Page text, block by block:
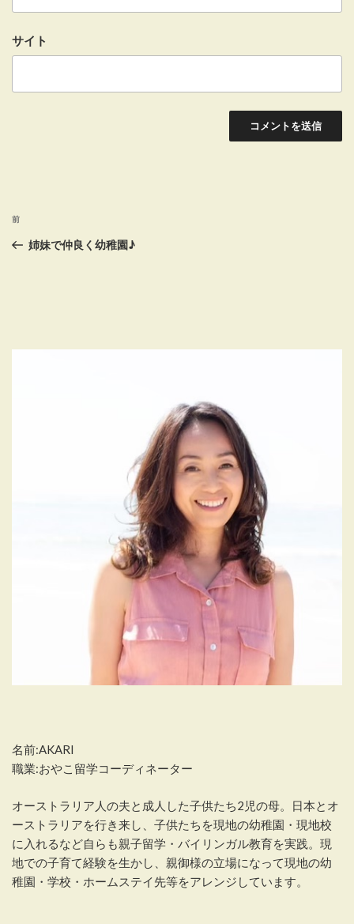
サイト
投
稿
ー
前
の
前
姉妹で仲良く幼稚園♪
名前:AKARI
職業:おやこ留学コーディネーター
オーストラリア人の夫と成人した子供たち2児の母。日本とオ
ーストラリアを行き来し、子供たちを現地の幼稚園・現地校
に入れるなど自らも親子留学・バイリンガル教育を実践。現
地での子育て経験を生かし、親御様の立場になって現地の幼
稚園・学校・ホームステイ先等をアレンジしています。